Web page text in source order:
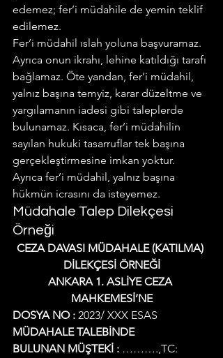
edemez; fer’i müdahile de yemin teklif
edilemez.
Fer’i müdahil ıslah yoluna başvuramaz.
Ayrıca onun ikrahı, lehine katıldığı tarafı
bağlamaz. Öte yandan, fer’i müdahil,
yalnız başına temyiz, karar düzeltme ve
yargılamanın iadesi gibi taleplerde
bulunamaz. Kısaca, fer’i müdahilin
sayılan hukuki tasarruflar tek başına
gerçekleştirmesine imkan yoktur.
Ayrıca fer’i müdahil, yalnız başına
hükmün icrasını da isteyemez.
Müdahale Talep Dilekçesi
Örneği
CEZA DAVASI MÜDAHALE (KATILMA)
DİLEKÇESİ ÖRNEĞİ
ANKARA 1. ASLİYE CEZA
MAHKEMESİ’NE
DOSYA NO : 2023/ XXX ESAS
MÜDAHALE TALEBİNDE
BULUNAN MÜŞTEKİ : ……….,TC: